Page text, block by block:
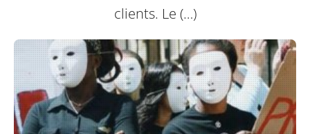
clients. Le (…)